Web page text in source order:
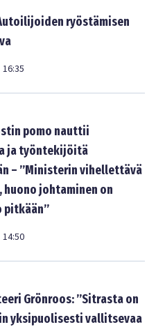
ryöstämisen
16:35
pomo nauttii
ja työntekijöitä
– ”Ministerin vihellettävä
johtaminen on
pitkään”
14:50
Grönroos: ”Sitrasta on
yksipuolisesti vallitsevaa